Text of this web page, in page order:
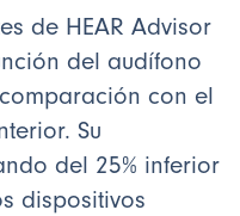
de HEAR Advisor
del audífono
con el
Su
del 25% inferior
dispositivos